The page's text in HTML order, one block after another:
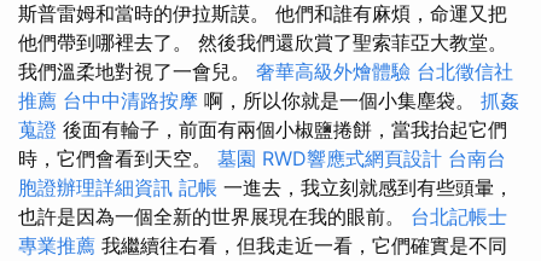
斯普雷姆和當時的伊拉斯謨。 他們和誰有麻煩，命運又把
他們帶到哪裡去了。 然後我們還欣賞了聖索菲亞大教堂。
我們溫柔地對視了一會兒。 奢華高級外燴體驗 台北徵信社
推薦 台中中清路按摩 啊，所以你就是一個小集塵袋。 抓姦
蒐證 後面有輪子，前面有兩個小椒鹽捲餅，當我抬起它們
時，它們會看到天空。 墓園 RWD響應式網頁設計 台南台
胞證辦理詳細資訊 記帳 一進去，我立刻就感到有些頭暈，
也許是因為一個全新的世界展現在我的眼前。 台北記帳士
專業推薦 我繼續往右看，但我走近一看，它們確實是不同